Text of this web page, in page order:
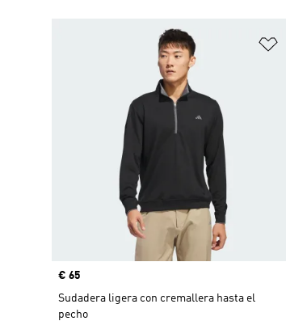
Precio
€ 65
Sudadera ligera con cremallera hasta el
pecho